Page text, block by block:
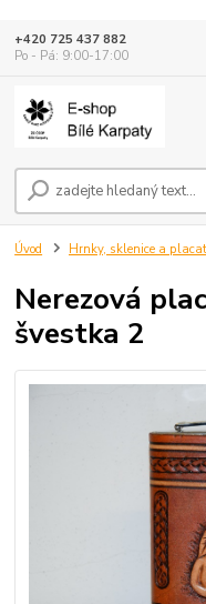
+420 725 437 882
Po - Pá: 9:00-17:00
Úvod Hrnky, sklenice a
Nerezová
švestka 2